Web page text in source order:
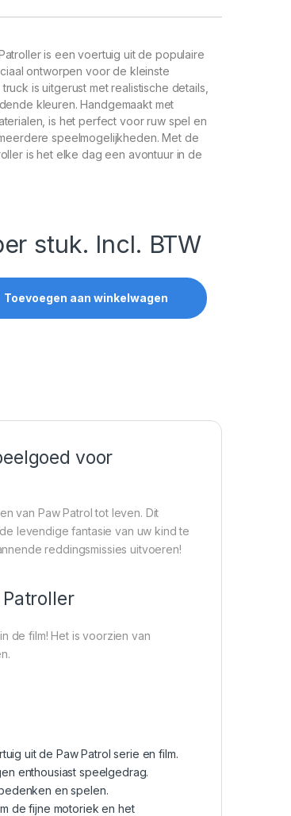
is een voertuig uit de populaire
ontworpen voor de kleinste
is uitgerust met realistische details,
kleuren. Handgemaakt met
is het perfect voor ruw spel en
speelmogelijkheden. Met de
is het elke dag een avontuur in de
stuk. Incl. BTW
quantity
Toevoegen aan winkelwagen
voor
van Paw Patrol tot leven. Dit
levendige fantasie van uw kind te
reddingsmissies uitvoeren!
de film! Het is voorzien van
uit de Paw Patrol serie en film.
enthousiast speelgedrag.
en spelen.
de fijne motoriek en het